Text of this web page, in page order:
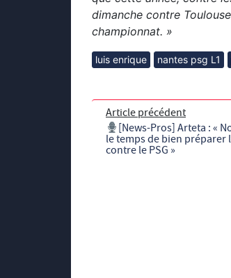
dimanche contre
championnat. »
luis enrique nantes psg L1
Article précédent
[News-Pros] Arteta : «
le temps de bien préparer
contre le PSG »